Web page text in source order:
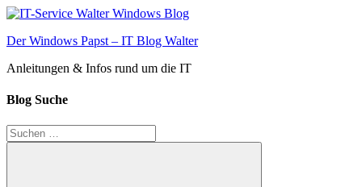
Zum
springen
Der Windows Papst – IT Blog Walter
Anleitungen & Infos rund um die IT
Blog Suche
Suchen
nach: